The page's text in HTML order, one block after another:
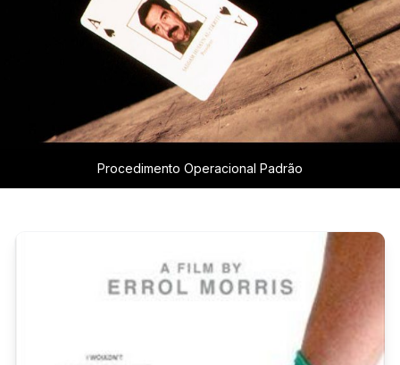
Procedimento Operacional Padrão